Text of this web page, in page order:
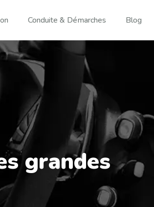
Conduite & Démarches Blog
grandes